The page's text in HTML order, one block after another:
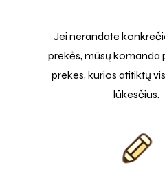
Jei nerandate
prekės, mūsų komanda
prekes, kurios atitiktų
lūkesčius.